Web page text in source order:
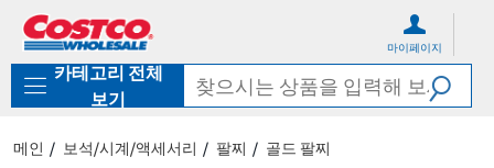
로
기
가
마이페이지
카테고리 전체
보기
메인 보석/시계/액세서리 팔찌 골드 팔찌